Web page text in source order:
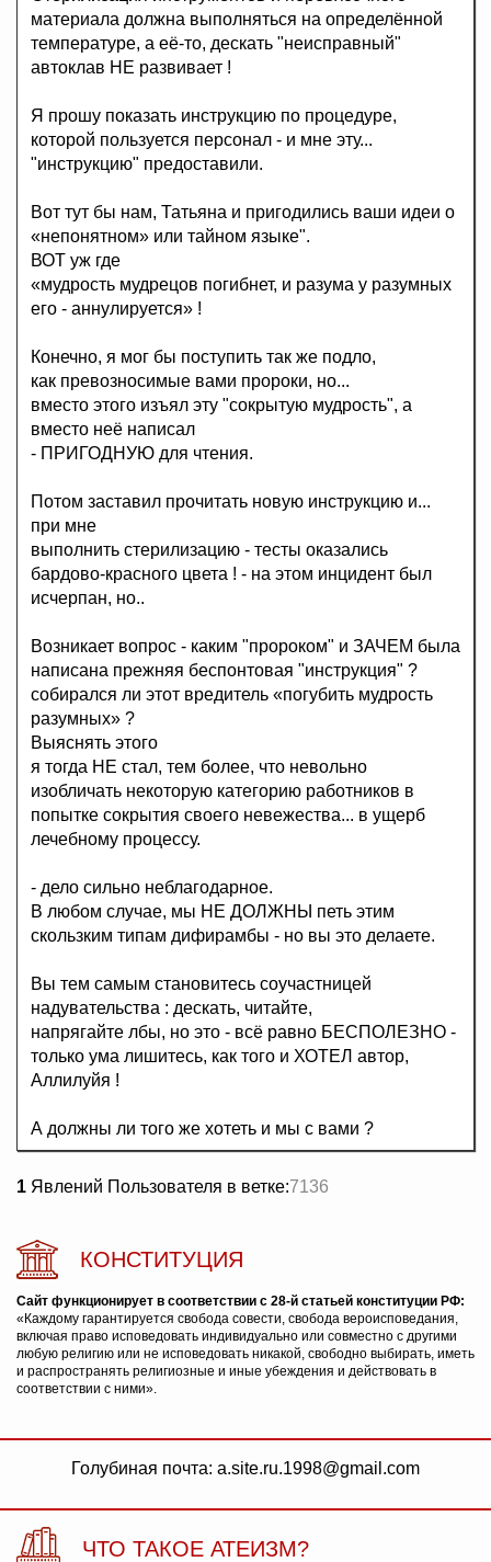
материала должна выполняться на определённой
температуре, а её-то, дескать "неисправный"
автоклав НЕ развивает !
Я прошу показать инструкцию по процедуре,
которой пользуется персонал - и мне эту...
"инструкцию" предоставили.
Вот тут бы нам, Татьяна и пригодились ваши идеи о
«непонятном» или тайном языке".
ВОТ уж где
«мудрость мудрецов погибнет, и разума у разумных
его - аннулируется» !
Конечно, я мог бы поступить так же подло,
как превозносимые вами пророки, но...
вместо этого изъял эту "сокрытую мудрость", а
вместо неё написал
- ПРИГОДНУЮ для чтения.
Потом заставил прочитать новую инструкцию и...
при мне
выполнить стерилизацию - тесты оказались
бардово-красного цвета ! - на этом инцидент был
исчерпан, но..
Возникает вопрос - каким "пророком" и ЗАЧЕМ была
написана прежняя беспонтовая "инструкция" ?
собирался ли этот вредитель «погубить мудрость
разумных» ?
Выяснять этого
я тогда НЕ стал, тем более, что невольно
изобличать некоторую категорию работников в
попытке сокрытия своего невежества... в ущерб
лечебному процессу.
- дело сильно неблагодарное.
В любом случае, мы НЕ ДОЛЖНЫ петь этим
скользким типам дифирамбы - но вы это делаете.
Вы тем самым становитесь соучастницей
надувательства : дескать, читайте,
напрягайте лбы, но это - всё равно БЕСПОЛЕЗНО -
только ума лишитесь, как того и ХОТЕЛ автор,
Аллилуйя !
А должны ли того же хотеть и мы с вами ?
1 Явлений Пользователя в ветке:7136
КОНСТИТУЦИЯ
Сайт функционирует в соответствии с 28-й статьей конституции РФ:
«Каждому гарантируется свобода совести, свобода вероисповедания,
включая право исповедовать индивидуально или совместно с другими
любую религию или не исповедовать никакой, свободно выбирать, иметь
и распространять религиозные и иные убеждения и действовать в
соответствии с ними».
Голубиная почта: a.site.ru.1998@gmail.com
ЧТО ТАКОЕ АТЕИЗМ?